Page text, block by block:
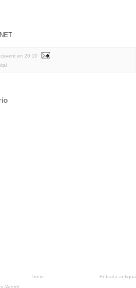
en 20:10
Entrada antigua
Inicio
(Atom)